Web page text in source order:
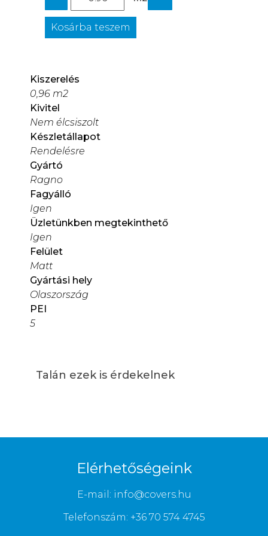
Kosárba teszem
Kiszerelés
0,96 m2
Kivitel
Nem élcsiszolt
Készletállapot
Rendelésre
Gyártó
Ragno
Fagyálló
Igen
Üzletünkben megtekinthető
Igen
Felület
Matt
Gyártási hely
Olaszország
PEI
5
Talán ezek is érdekelnek
Elérhetőségeink
E-mail: info@covers.hu
Telefonszám: +36 70 574 4745